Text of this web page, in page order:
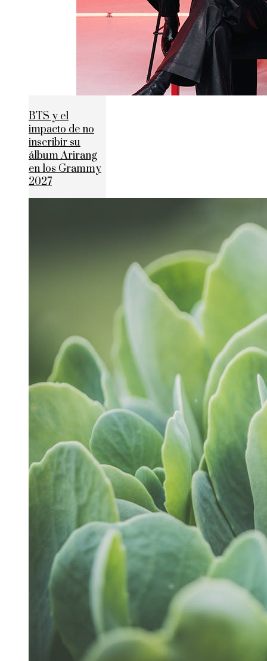
BTS y el
impacto de no
inscribir su
álbum Arirang
en los Grammy
2027